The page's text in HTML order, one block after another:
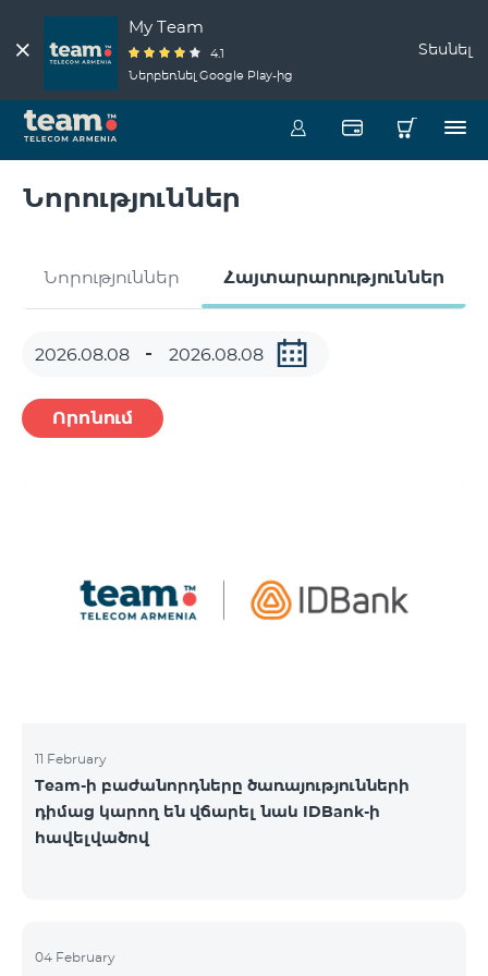
My Team
4.1
Ներբեռնել Google Play-ից
Տեսնել
Նորություններ
Նորություններ Հայտարարություններ
Որոնում
11 February
Team-ի բաժանորդները ծառայությունների
դիմաց կարող են վճարել նաև IDBank-ի
հավելվածով
04 February